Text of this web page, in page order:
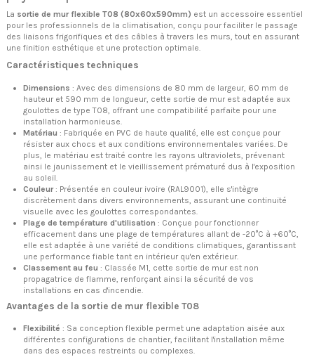
La sortie de mur flexible T08 (80x60x590mm) est un accessoire essentiel
pour les professionnels de la climatisation, conçu pour faciliter le passage
des liaisons frigorifiques et des câbles à travers les murs, tout en assurant
une finition esthétique et une protection optimale.
Caractéristiques techniques
Dimensions : Avec des dimensions de 80 mm de largeur, 60 mm de
hauteur et 590 mm de longueur, cette sortie de mur est adaptée aux
goulottes de type T08, offrant une compatibilité parfaite pour une
installation harmonieuse.
Matériau : Fabriquée en PVC de haute qualité, elle est conçue pour
résister aux chocs et aux conditions environnementales variées. De
plus, le matériau est traité contre les rayons ultraviolets, prévenant
ainsi le jaunissement et le vieillissement prématuré dus à l'exposition
au soleil.
Couleur: Présentée en couleur ivoire (RAL9001), elle s'intègre
discrètement dans divers environnements, assurant une continuité
visuelle avec les goulottes correspondantes.
Plage de température d'utilisation : Conçue pour fonctionner
efficacement dans une plage de températures allant de -20°C à +60°C,
elle est adaptée à une variété de conditions climatiques, garantissant
une performance fiable tant en intérieur qu'en extérieur.
Classement au feu : Classée M1, cette sortie de mur est non
propagatrice de flamme, renforçant ainsi la sécurité de vos
installations en cas d'incendie.
Avantages de la sortie de mur flexible T08
Flexibilité : Sa conception flexible permet une adaptation aisée aux
différentes configurations de chantier, facilitant l'installation même
dans des espaces restreints ou complexes.